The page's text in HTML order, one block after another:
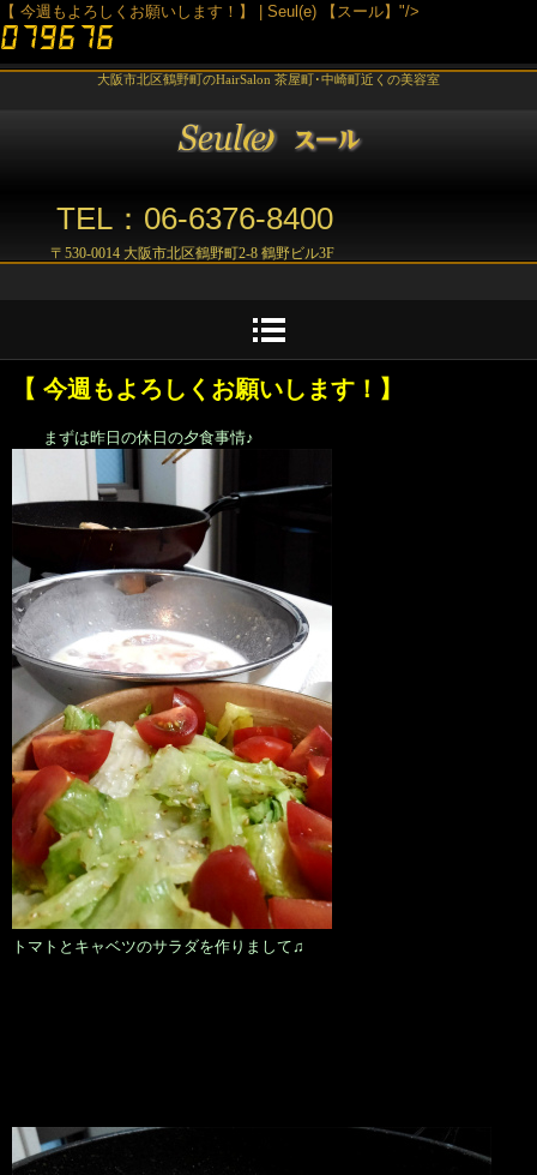
【 今週もよろしくお願いします！】 | Seul(e) 【スール】"/>
大阪市北区鶴野町のHairSalon 茶屋町･中崎町近くの美容室
TEL：06-6376-8400
〒530-0014 大阪市北区鶴野町2-8 鶴野ビル3F
【 今週もよろしくお願いします！】
まずは昨日の休日の夕食事情♪
トマトとキャベツのサラダを作りまして♫